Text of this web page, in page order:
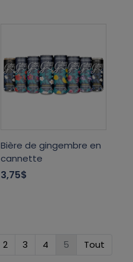
Bière de gingembre en
cannette
3,75$
2 3 4 5 Tout